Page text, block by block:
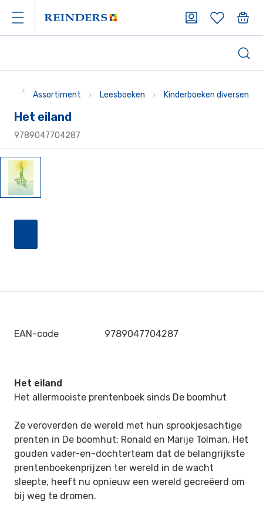
Assortiment Leesboeken Kinderboeken diversen
Het eiland
9789047704287
EAN-code 9789047704287
Het eiland
Het allermooiste prentenboek sinds De boomhut
Ze veroverden de wereld met hun sprookjesachtige
prenten in De boomhut: Ronald en Marije Tolman. Het
gouden vader-en-dochterteam dat de belangrijkste
prentenboekenprijzen ter wereld in de wacht
sleepte, heeft nu opnieuw een wereld gecreëerd om
bij weg te dromen.